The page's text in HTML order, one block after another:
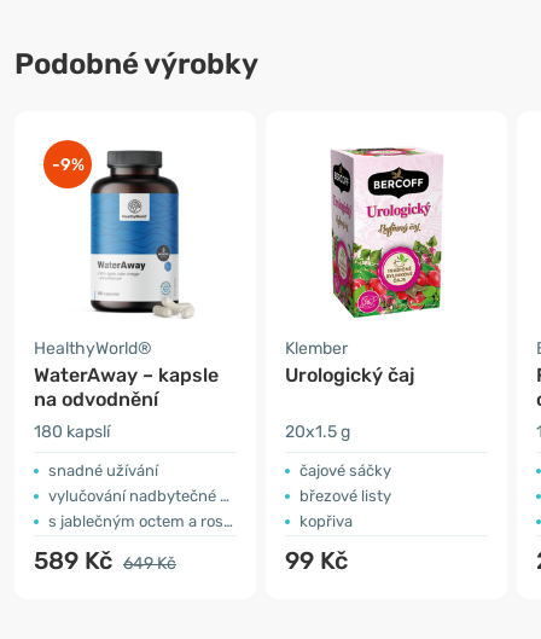
Podobné výrobky
-9%
HealthyWorld®
WaterAway – kapsle
na odvodnění
180 kapslí
snadné užívání
vylučování nadbytečné vody z těla
s jablečným octem a rostlinnými výtažky
589 Kč 649 Kč
Klember
Urologický čaj
20x1.5 g
čajové sáčky
březové listy
kopřiva
99 Kč